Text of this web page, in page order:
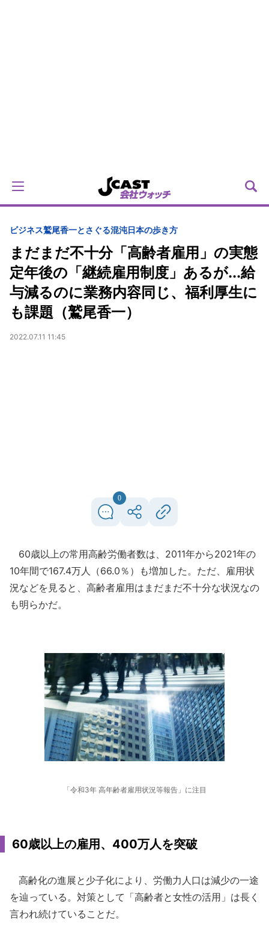
ビジネス鷲尾香一とさぐる混沌日本の歩き方
まだまだ不十分「高齢者雇用」の実態
定年後の「継続雇用制度」あるが...給
与減るのに業務内容同じ、福利厚生に
も課題（鷲尾香一）
2022.07.11 11:45
0
60歳以上の常用高齢労働者数は、2011年から2021年の
10年間で167.4万人（66.0％）も増加した。ただ、雇用状
況などを見ると、高齢者雇用はまだまだ不十分な状況なの
も明らかだ。
「令和3年 高年齢者雇用状況等報告」に注目
60歳以上の雇用、400万人を突破
高齢化の進展と少子化により、労働力人口は減少の一途
を辿っている。対策として「高齢者と女性の活用」は長く
言われ続けていることだ。